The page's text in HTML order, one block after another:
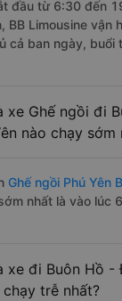
đầu từ 6:30 đến
BB Limousine vận
cả ban ngày, buổi
xe Ghế ngồi đi
nào chạy sớm
Ghế ngồi Phú Yên
nhất là vào lúc
xe đi Buôn Hồ -
chạy trễ nhất?